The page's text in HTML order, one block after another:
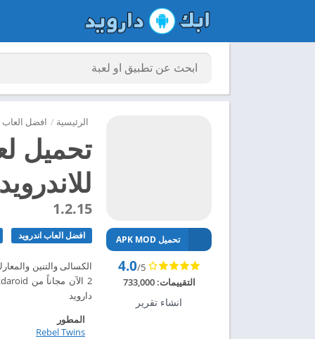
الرئيسية / افضل العاب
للاندرويد 2024
1.2.15
افضل العاب اندرويد
دارويد
تحميل APK MOD
4.0/5
التقييمات:733,000
انشاء تقرير
المطور
Rebel Twins‏